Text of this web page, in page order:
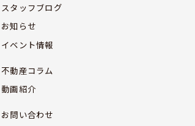
スタッフブログ
お知らせ
イベント情報
不動産コラム
動画紹介
お問い合わせ